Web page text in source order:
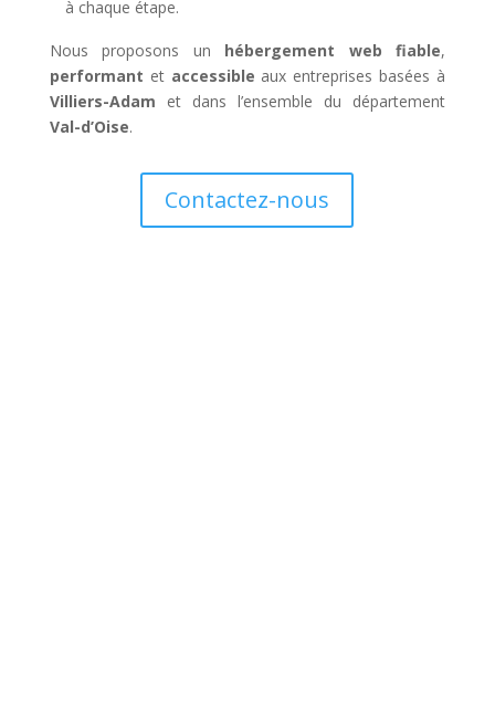
à chaque étape.
Nous proposons un hébergement web fiable,
performant et accessible aux entreprises basées à
Villiers-Adam et dans l’ensemble du département
Val-d’Oise.
Contactez-nous